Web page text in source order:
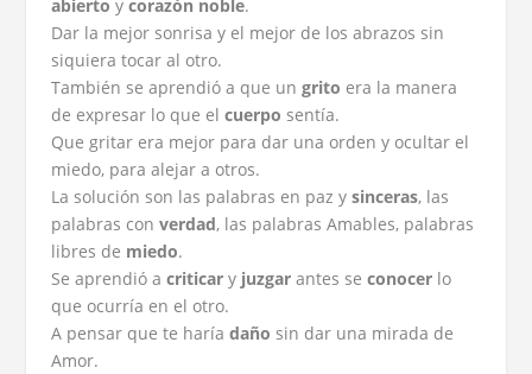
abierto y corazón noble.
Dar la mejor sonrisa y el mejor de los abrazos sin
siquiera tocar al otro.
También se aprendió a que un grito era la manera
de expresar lo que el cuerpo sentía.
Que gritar era mejor para dar una orden y ocultar el
miedo, para alejar a otros.
La solución son las palabras en paz y sinceras, las
palabras con verdad, las palabras Amables, palabras
libres de miedo.
Se aprendió a criticar y juzgar antes se conocer lo
que ocurría en el otro.
A pensar que te haría daño sin dar una mirada de
Amor.